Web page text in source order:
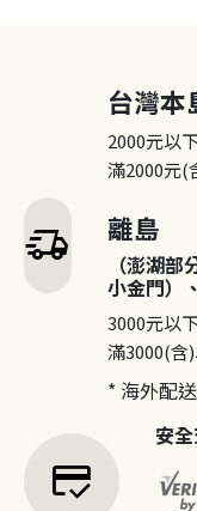
delivery_truck_speed
台灣本
2000元以
滿2000元(
離島
（澎湖
小金門）
3000元以
滿3000(含
* 海外配
credit_score
安